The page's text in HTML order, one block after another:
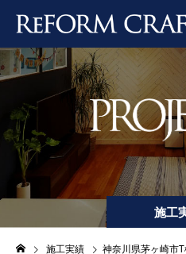
施工
施工実績 神奈川県茅ヶ崎市T様邸 ヘリンボ